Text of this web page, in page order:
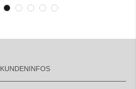
KUNDENINFOS